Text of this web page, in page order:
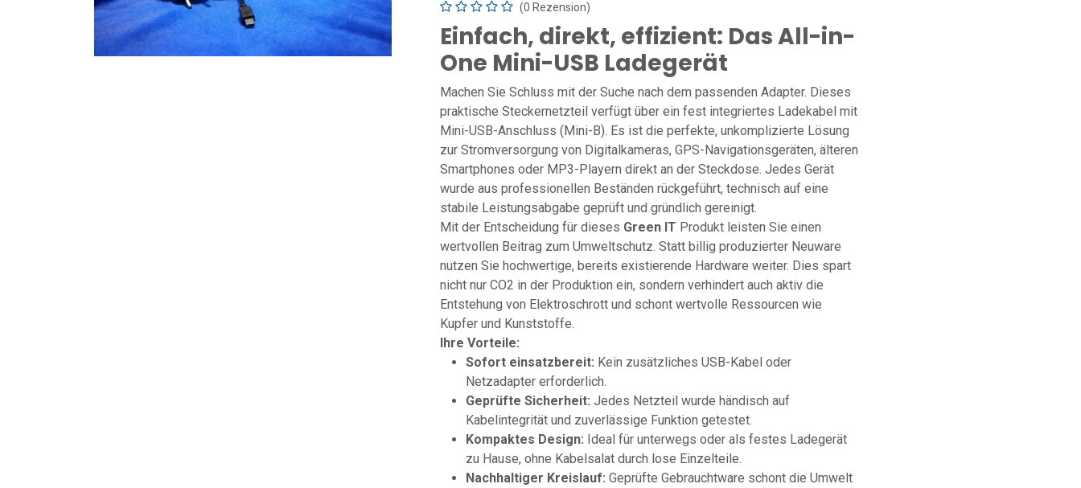
(0 Rezension)
Einfach, direkt, effizient: Das All-in-
One Mini-USB Ladegerät
Machen Sie Schluss mit der Suche nach dem passenden Adapter. Dieses
praktische Steckernetzteil verfügt über ein fest integriertes Ladekabel mit
Mini-USB-Anschluss (Mini-B). Es ist die perfekte, unkomplizierte Lösung
zur Stromversorgung von Digitalkameras, GPS-Navigationsgeräten, älteren
Smartphones oder MP3-Playern direkt an der Steckdose. Jedes Gerät
wurde aus professionellen Beständen rückgeführt, technisch auf eine
stabile Leistungsabgabe geprüft und gründlich gereinigt.
Mit der Entscheidung für dieses Green IT Produkt leisten Sie einen
wertvollen Beitrag zum Umweltschutz. Statt billig produzierter Neuware
nutzen Sie hochwertige, bereits existierende Hardware weiter. Dies spart
nicht nur CO2 in der Produktion ein, sondern verhindert auch aktiv die
Entstehung von Elektroschrott und schont wertvolle Ressourcen wie
Kupfer und Kunststoffe.
Ihre Vorteile:
Sofort einsatzbereit: Kein zusätzliches USB-Kabel oder
Netzadapter erforderlich.
Geprüfte Sicherheit: Jedes Netzteil wurde händisch auf
Kabelintegrität und zuverlässige Funktion getestet.
Kompaktes Design: Ideal für unterwegs oder als festes Ladegerät
zu Hause, ohne Kabelsalat durch lose Einzelteile.
Nachhaltiger Kreislauf: Geprüfte Gebrauchtware schont die Umwelt